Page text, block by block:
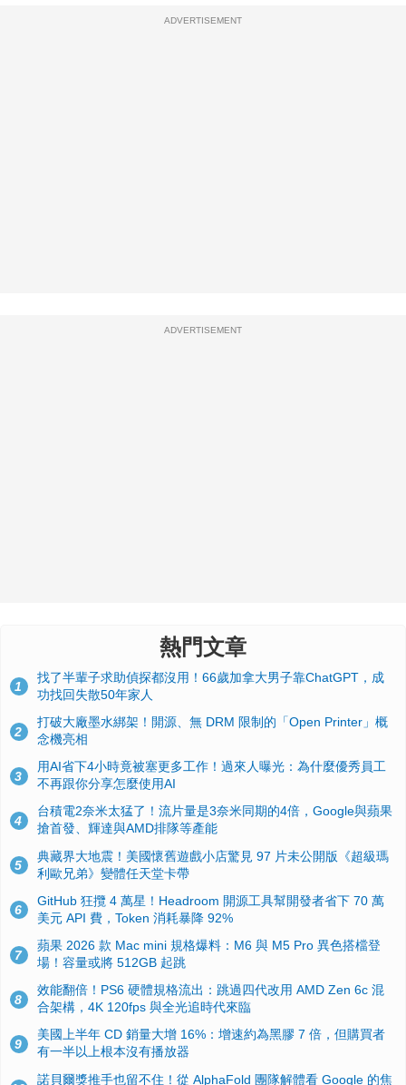
ADVERTISEMENT
ADVERTISEMENT
熱門文章
1
找了半輩子求助偵探都沒用！66歲加拿大男子靠ChatGPT，成
功找回失散50年家人
2
打破大廠墨水綁架！開源、無 DRM 限制的「Open Printer」概
念機亮相
3
用AI省下4小時竟被塞更多工作！過來人曝光：為什麼優秀員工
不再跟你分享怎麼使用AI
4
台積電2奈米太猛了！流片量是3奈米同期的4倍，Google與蘋果
搶首發、輝達與AMD排隊等產能
5
典藏界大地震！美國懷舊遊戲小店驚見 97 片未公開版《超級瑪
利歐兄弟》變體任天堂卡帶
6
GitHub 狂攬 4 萬星！Headroom 開源工具幫開發者省下 70 萬
美元 API 費，Token 消耗暴降 92%
7
蘋果 2026 款 Mac mini 規格爆料：M6 與 M5 Pro 異色搭檔登
場！容量或將 512GB 起跳
8
效能翻倍！PS6 硬體規格流出：跳過四代改用 AMD Zen 6c 混
合架構，4K 120fps 與全光追時代來臨
9
美國上半年 CD 銷量大增 16%：增速約為黑膠 7 倍，但購買者
有一半以上根本沒有播放器
諾貝爾獎推手也留不住！從 AlphaFold 團隊解體看 Google 的焦